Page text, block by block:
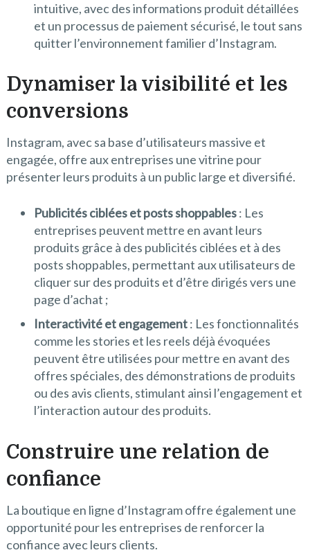
intuitive, avec des informations produit détaillées
et un processus de paiement sécurisé, le tout sans
quitter l’environnement familier d’Instagram.
Dynamiser la visibilité et les
conversions
Instagram, avec sa base d’utilisateurs massive et
engagée, offre aux entreprises une vitrine pour
présenter leurs produits à un public large et diversifié.
Publicités ciblées et posts shoppables: Les
entreprises peuvent mettre en avant leurs
produits grâce à des publicités ciblées et à des
posts shoppables, permettant aux utilisateurs de
cliquer sur des produits et d’être dirigés vers une
page d’achat ;
Interactivité et engagement: Les fonctionnalités
comme les stories et les reels déjà évoquées
peuvent être utilisées pour mettre en avant des
offres spéciales, des démonstrations de produits
ou des avis clients, stimulant ainsi l’engagement et
l’interaction autour des produits.
Construire une relation de
confiance
La boutique en ligne d’Instagram offre également une
opportunité pour les entreprises de renforcer la
confiance avec leurs clients.